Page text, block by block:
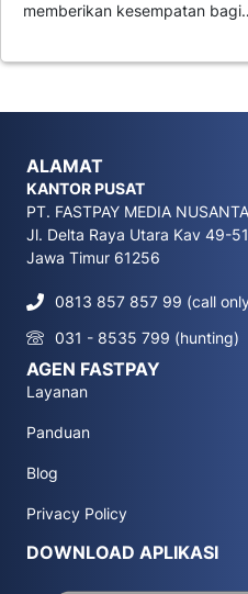
memberikan kesempatan
ALAMAT
KANTOR PUSAT
PT. FASTPAY MEDIA
Jl. Delta Raya Utara Kav 49-
Jawa Timur 61256
0813 857 857 99 (call
031 - 8535 799 (hunting)
AGEN FASTPAY
Layanan
Panduan
Blog
Privacy Policy
DOWNLOAD APLIKASI